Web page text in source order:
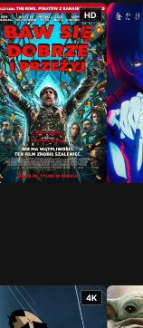
HD
4K